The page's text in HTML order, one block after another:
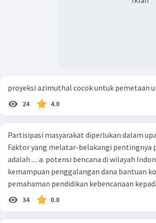
proyeksi azimuthal cocok untuk pemetaan
24 4.0
Partisipasi masyarakat diperlukan dalam
Faktor yang melatar-belakangi pentingnya
adalah .... a. potensi bencana di wilayah
kemampuan penggalangan dana bantuan
pemahaman pendidikan kebencanaan
masyarakat merupakan pihak yang
kepercayaan pemerintah bahwa
34 0.0